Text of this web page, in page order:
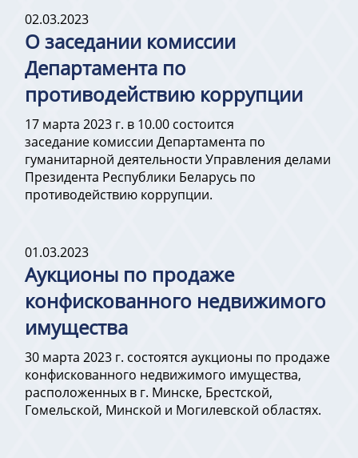
02.03.2023
О заседании комиссии
Департамента по
противодействию коррупции
17 марта 2023 г. в 10.00 состоится
заседание комиссии Департамента по
гуманитарной деятельности Управления делами
Президента Республики Беларусь по
противодействию коррупции.
01.03.2023
Аукционы по продаже
конфискованного недвижимого
имущества
30 марта 2023 г. состоятся аукционы по продаже
конфискованного недвижимого имущества,
расположенных в г. Минске, Брестcкой,
Гомельской, Минской и Могилевской областях.